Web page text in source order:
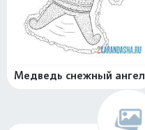
Медведь снежный ангел